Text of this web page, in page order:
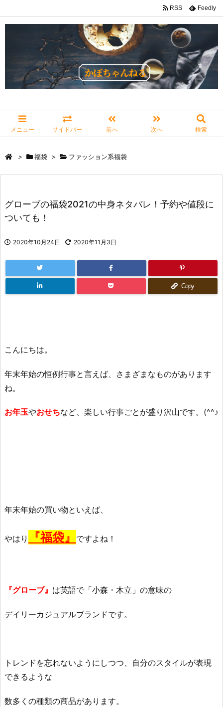
メニュー サイドバー 前へ 次へ 検索
RSS Feedly
> 福袋 > ファッション系福袋
グローブの福袋2021の中身ネタバレ！予約や値段に
ついても！
2020年10月24日 2020年11月3日
Copy
こんにちは。
年末年始の恒例行事と言えば、さまざまなものがあります
ね。
お年玉やおせちなど、楽しい行事ごとが盛り沢山です。(^^♪
年末年始の買い物といえば、
やはり 『福袋』 ですよね！
『グローブ』 は英語で「小森・木立」の意味の
デイリーカジュアルブランドです。
トレンドを忘れないようにしつつ、自分のスタイルが表現
できるような
数多くの種類の商品があります。